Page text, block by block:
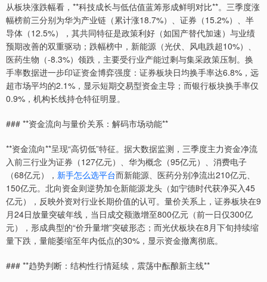
从板块涨跌幅看，**科技成长与低估值蓝筹形成鲜明对比**。三季度涨
幅榜前三分别为华为产业链（累计涨18.7%）、证券（15.2%）、半
导体（12.5%），其共同特征是政策利好（如国产替代加速）与业绩
预期改善的双重驱动；跌幅榜中，新能源（光伏、风电跌超10%）、
医药生物（-8.3%）领跌，主要受行业产能过剩与集采政策压制。换
手率数据进一步印证资金博弈强度：证券板块日均换手率达6.8%，远
超市场平均的2.1%，显示短期交易型资金主导；而银行板块换手率仅
0.9%，机构长线持仓特征明显。
### **资金流向与量价关系：解码市场动能**
**资金流向**呈现“高切低”特征。据大数据监测，三季度主力资金净流
入前三行业为证券（127亿元）、华为概念（95亿元）、消费电子
（68亿元）， 新手怎么选平台而新能源、医药分别净流出210亿元、
150亿元。北向资金则逆势加仓新能源龙头（如宁德时代获净买入45
亿元），反映外资对行业长期价值的认可。量价关系上，证券板块在9
月24日放量突破年线，当日成交额激增至800亿元（前一日仅300亿
元），形成典型的“价升量增”突破形态；而光伏板块在8月下旬持续缩
量下跌，量能萎缩至年内低点的30%，显示资金撤离彻底。
### **趋势判断：结构性行情延续，震荡中酝酿新主线**